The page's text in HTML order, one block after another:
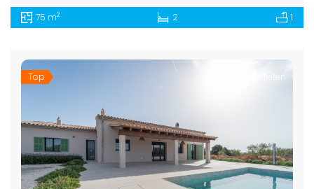
75 m2 2 1
Top Mieten